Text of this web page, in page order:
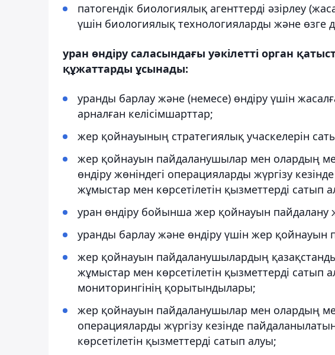
патогендік биологиялық агенттерді әзірлеу
үшін биологиялық технологияларды және өзге
уран өндіру саласындағы уәкілетті орган
құжаттарды ұсынады:
уранды барлау және (немесе) өндіру үшін
арналған келісімшарттар;
жер қойнауының стратегиялық учаскелерін
жер қойнауын пайдаланушылар мен олардың
өндіру жөніндегі операцияларды жүргізу
жұмыстар мен көрсетілетін қызметтерді сатып
уран өндіру бойынша жер қойнауын пайдалану
уранды барлау және өндіру үшін жер қойнауын
жер қойнауын пайдаланушылардың
жұмыстар мен көрсетілетін қызметтерді сатып
мониторингінің қорытындылары;
жер қойнауын пайдаланушылар мен олардың
операцияларды жүргізу кезінде
көрсетілетін қызметтерді сатып алуы;